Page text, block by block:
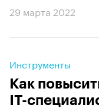
29 марта 2022
Инструменты
Как
IT-